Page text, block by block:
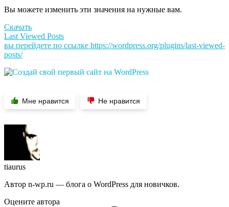
Вы можете изменить эти значения на нужные вам.
Скачать
Last Viewed Posts
вы перейдете по ссылке https://wordpress.org/plugins/last-viewed-
posts/
Мне нравится Не нравится
tiaurus
Автор n-wp.ru — блога о WordPress для новичков.
Оцените автора